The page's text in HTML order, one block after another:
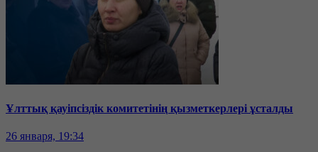
Ұлттық қауіпсіздік комитетінің қызметкерлері ұсталды
26 января, 19:34